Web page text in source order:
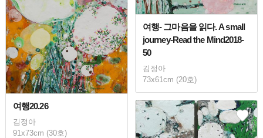
여행- 그마음을 읽다. A small
journey-Read the Mind2018-
50
김정아
73x61cm (20호)
여행20.26
김정아
91x73cm (30호)